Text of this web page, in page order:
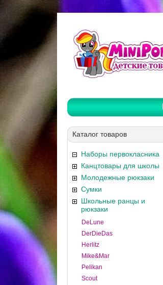
Каталог товаров
Наборы первокласника
Канцтовары для школы
Молодежные рюкзаки
Сумки
Школьные ранцы и
рюкзаки
DeLune
DerDieDas
Herlitz
Mike&Mar
Pelikan
Scout